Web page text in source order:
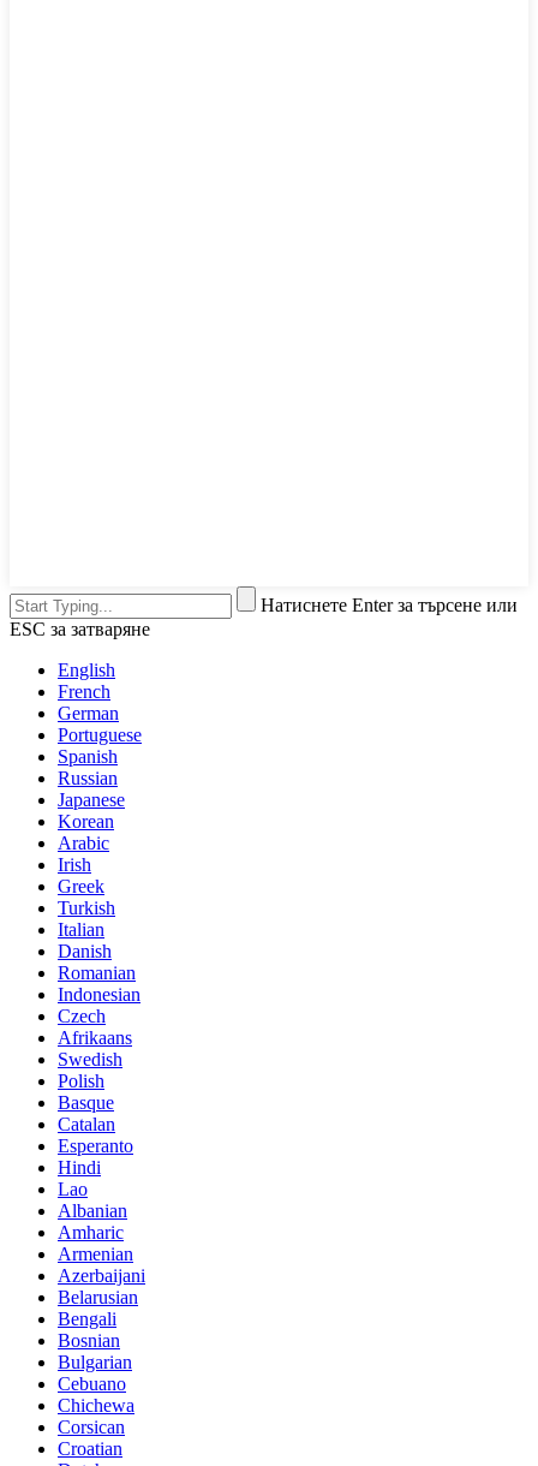
Натиснете Enter за търсене или
ESC за затваряне
English
French
German
Portuguese
Spanish
Russian
Japanese
Korean
Arabic
Irish
Greek
Turkish
Italian
Danish
Romanian
Indonesian
Czech
Afrikaans
Swedish
Polish
Basque
Catalan
Esperanto
Hindi
Lao
Albanian
Amharic
Armenian
Azerbaijani
Belarusian
Bengali
Bosnian
Bulgarian
Cebuano
Chichewa
Corsican
Croatian